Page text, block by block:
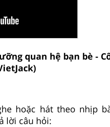
quan hệ bạn bè -
hoặc hát theo nhịp
lời câu hỏi: